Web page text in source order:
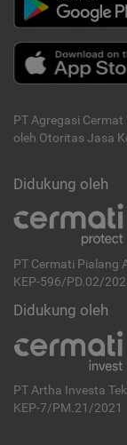
PT Agregasi Cermat
oleh Otoritas Jasa
Didukung oleh
PT Cermati Pialang
KEP-596/PD.02/
Didukung oleh
PT Artha Investa
KEP-7/PM.21/2021